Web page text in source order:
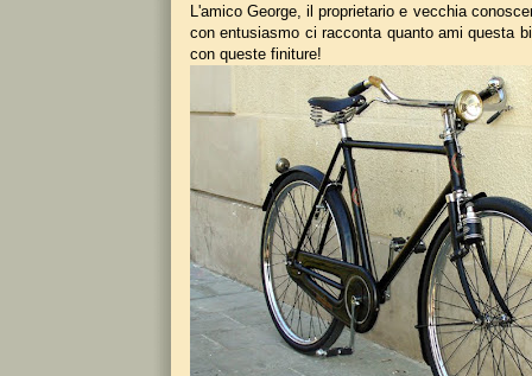
L'amico George, il proprietario e vecchia
con entusiasmo ci racconta quanto ami questa
con queste finiture!